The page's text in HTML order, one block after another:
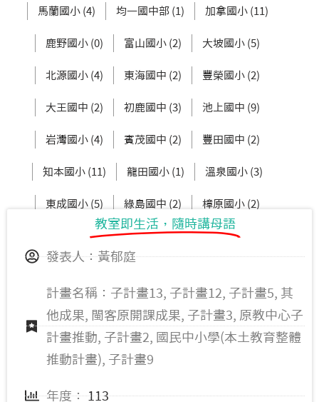
馬蘭國小 (4) 均一國中部 (1) 加拿國小 (11)
鹿野國小 (0) 富山國小 (2) 大坡國小 (5)
北源國小 (4) 東海國中 (2) 豐榮國小 (2)
大王國中 (2) 初鹿國中 (3) 池上國中 (9)
岩灣國小 (4) 賓茂國中 (2) 豐田國中 (2)
知本國小 (11) 龍田國小 (1) 溫泉國小 (3)
東成國小 (5) 綠島國中 (2) 樟原國小 (2)
卑南國中 (2) 新興國小 (4)
教室即生活，隨時講母語
發表人：黃郁庭
計畫名稱：子計畫13, 子計畫12, 子計畫5, 其
他成果, 閩客原開課成果, 子計畫3, 原教中心子
計畫推動, 子計畫2, 國民中小學(本土教育整體
推動計畫), 子計畫9
年度： 113